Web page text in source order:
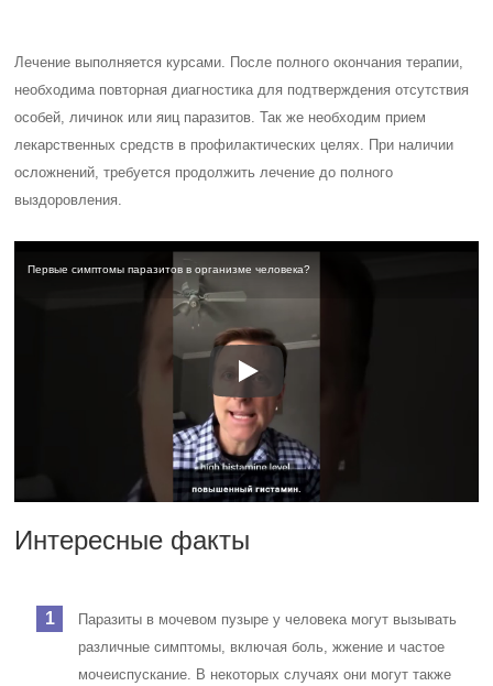
Лечение выполняется курсами. После полного окончания терапии,
необходима повторная диагностика для подтверждения отсутствия
особей, личинок или яиц паразитов. Так же необходим прием
лекарственных средств в профилактических целях. При наличии
осложнений, требуется продолжить лечение до полного
выздоровления.
Первые симптомы паразитов в организме человека?
Интересные факты
Паразиты в мочевом пузыре у человека могут вызывать
различные симптомы, включая боль, жжение и частое
мочеиспускание. В некоторых случаях они могут также